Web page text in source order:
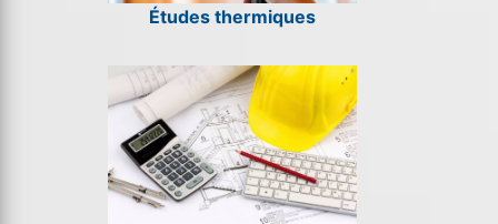
Études thermiques